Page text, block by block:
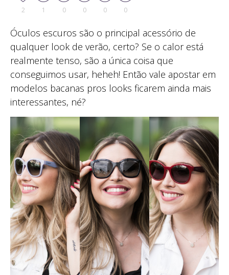
2 1 0 0 0 0
Óculos escuros são o principal acessório de
qualquer look de verão, certo? Se o calor está
realmente tenso, são a única coisa que
conseguimos usar, heheh! Então vale apostar em
modelos bacanas pros looks ficarem ainda mais
interessantes, né?